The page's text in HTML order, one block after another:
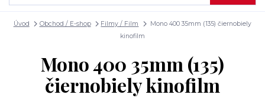
Úvod Obchod / E-shop Filmy / Film
Mono 400 35mm (135) čiernobiely
kinofilm
Mono 400 35mm (135)
čiernobiely kinofilm